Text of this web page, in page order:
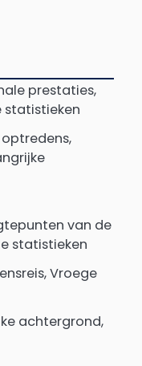
prestaties,
statistieken
van de
statistieken
Vroege
achtergrond,